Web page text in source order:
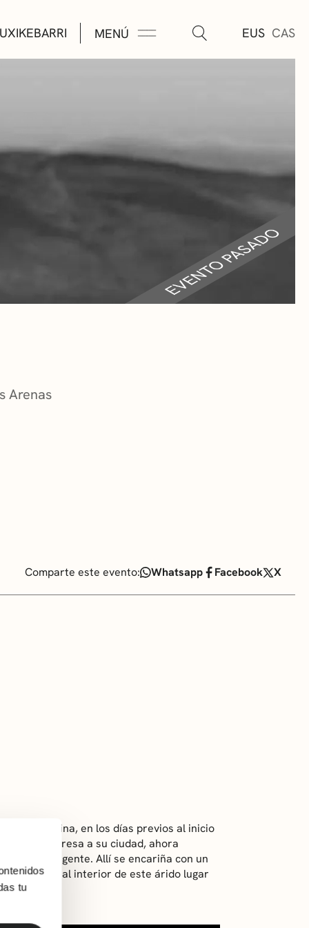
tu
MENÚ EUS CAS
Arenas
Comparte este evento: Whatsapp Facebook X
de China, en los días previos al inicio
regresa a su ciudad, ahora
queda ya gente. Allí se encariña con un
recorrido al interior de este árido lugar